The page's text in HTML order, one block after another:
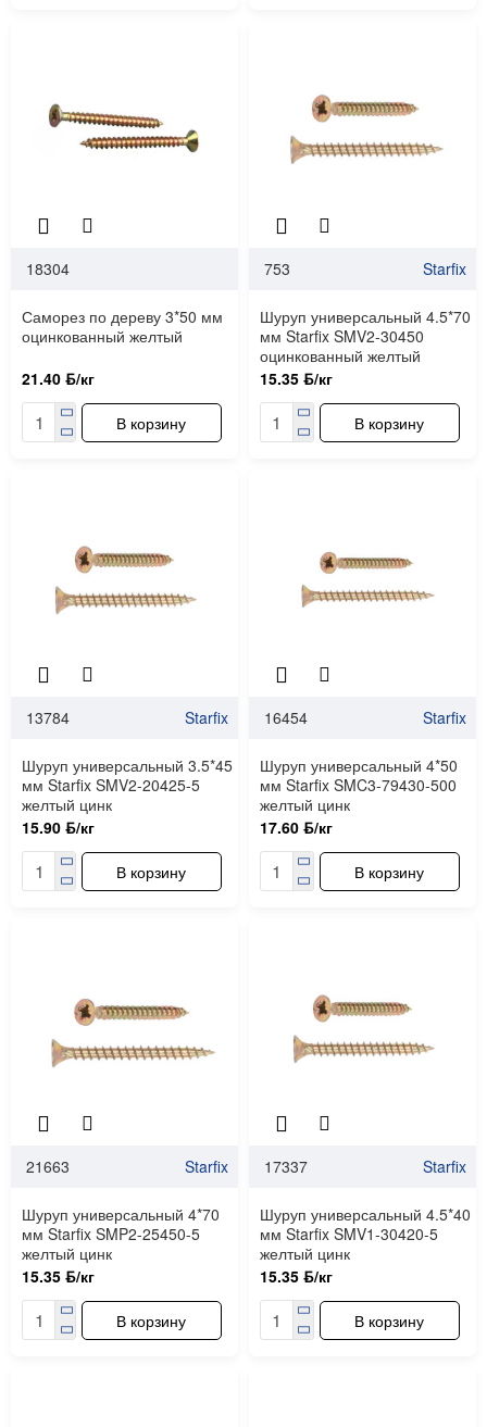
18304
Саморез по дереву 3*50 мм
оцинкованный желтый
21.40 ƃ/кг
В корзину
753 Starfix
Шуруп универсальный 4.5*70
мм Starfix SMV2-30450
оцинкованный желтый
15.35 ƃ/кг
В корзину
13784 Starfix
Шуруп универсальный 3.5*45
мм Starfix SMV2-20425-5
желтый цинк
15.90 ƃ/кг
В корзину
16454 Starfix
Шуруп универсальный 4*50
мм Starfix SMC3-79430-500
желтый цинк
17.60 ƃ/кг
В корзину
21663 Starfix
Шуруп универсальный 4*70
мм Starfix SMP2-25450-5
желтый цинк
15.35 ƃ/кг
В корзину
17337 Starfix
Шуруп универсальный 4.5*40
мм Starfix SMV1-30420-5
желтый цинк
15.35 ƃ/кг
В корзину